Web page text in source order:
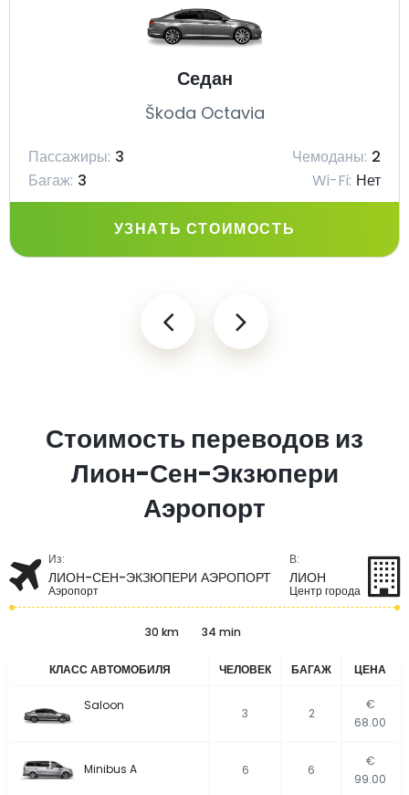
Седан
Škoda Octavia
Пассажиры: 3 Чемоданы: 2
Багаж: 3 Wi-Fi: Нет
УЗНАТЬ СТОИМОСТЬ
Стоимость переводов из
Лион-Сен-Экзюпери
Аэропорт
Из:
ЛИОН-СЕН-ЭКЗЮПЕРИ АЭРОПОРТ
Аэропорт
В:
ЛИОН
Центр города
30 km 34 min
КЛАСС АВТОМОБИЛЯ ЧЕЛОВЕК БАГАЖ ЦЕНА
Saloon
3 2
€
68.00
Minibus A 6 6
€
99.00